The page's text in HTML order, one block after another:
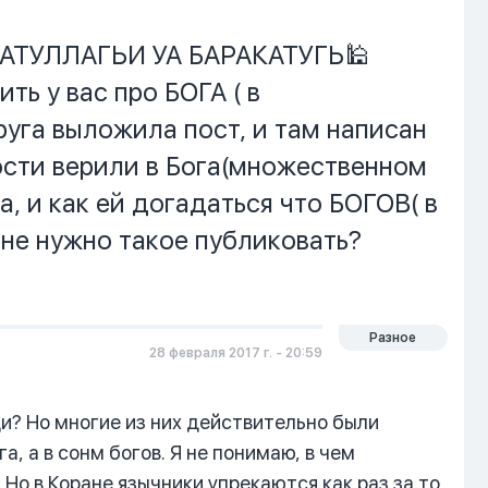
УА БАРАКАТУГЬ🕌
у вас про БОГА ( в
выложила пост, и там написан
верили в Бога(множественном
и как ей догадаться что БОГОВ( в
нужно такое публиковать?
28 февраля 2017 г. - 20:59
Разное
Но многие из них действительно были
а в сонм богов. Я не понимаю, в чем
в Коране язычники упрекаются как раз за то,